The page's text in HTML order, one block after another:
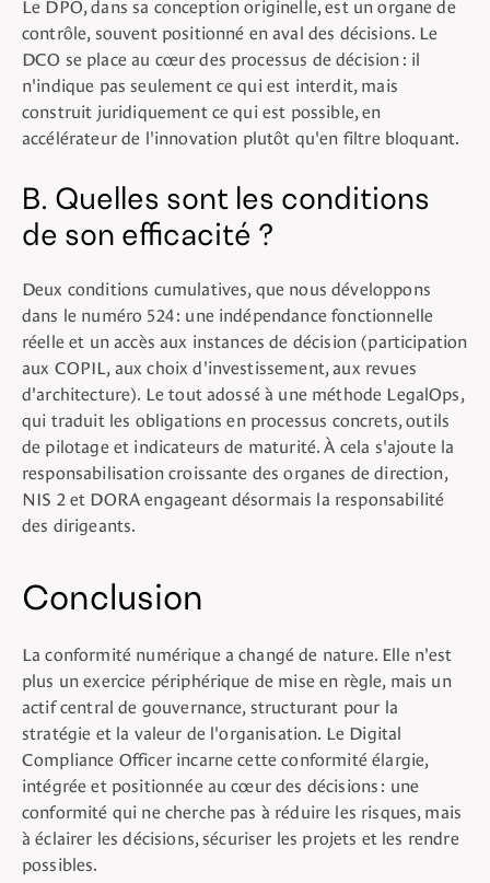
contrôle, souvent positionné en aval des décisions. Le
DCO se place au cœur des processus de décision : il
n'indique pas seulement ce qui est interdit, mais
construit juridiquement ce qui est possible, en
accélérateur de l'innovation plutôt qu'en filtre bloquant.
B. Quelles sont les conditions
de son efficacité ?
Deux conditions cumulatives, que nous développons
dans le numéro 524 : une indépendance fonctionnelle
réelle et un accès aux instances de décision (participation
aux COPIL, aux choix d'investissement, aux revues
d'architecture). Le tout adossé à une méthode LegalOps,
qui traduit les obligations en processus concrets, outils
de pilotage et indicateurs de maturité. À cela s'ajoute la
responsabilisation croissante des organes de direction,
NIS 2 et DORA engageant désormais la responsabilité
des dirigeants.
Conclusion
La conformité numérique a changé de nature. Elle n'est
plus un exercice périphérique de mise en règle, mais un
actif central de gouvernance, structurant pour la
stratégie et la valeur de l'organisation. Le Digital
Compliance Officer incarne cette conformité élargie,
intégrée et positionnée au cœur des décisions : une
conformité qui ne cherche pas à réduire les risques, mais
à éclairer les décisions, sécuriser les projets et les rendre
possibles.